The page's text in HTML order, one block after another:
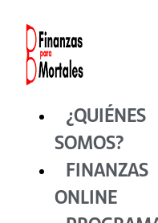
contenido
¿QUIÉNES
SOMOS?
FINANZAS
ONLINE